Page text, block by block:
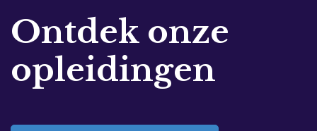
Ontdek onze
opleidingen